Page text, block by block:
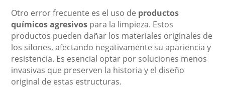
Otro error frecuente es el uso de productos
químicos agresivos para la limpieza. Estos
productos pueden dañar los materiales originales de
los sifones, afectando negativamente su apariencia y
resistencia. Es esencial optar por soluciones menos
invasivas que preserven la historia y el diseño
original de estas estructuras.